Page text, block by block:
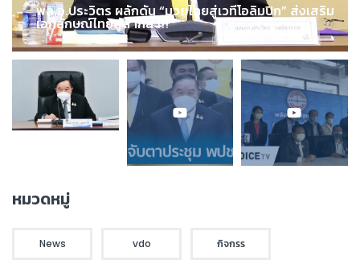
พล.อ.ประวิตร ผลักดัน “มวยไทยสู่เวทีโอลิมปิก” ส่งเสริม
เอกลักษณ์ไทยสู่สากล !!!
หมวดหมู่
News vdo กิจกรร